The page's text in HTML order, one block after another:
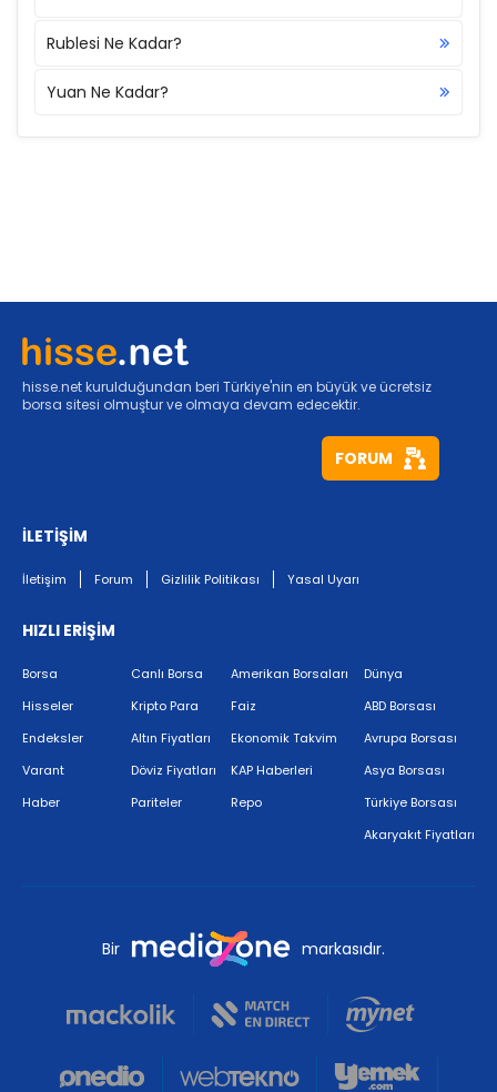
Rublesi Ne Kadar?
Yuan Ne Kadar?
hisse.net kurulduğundan beri Türkiye'nin en büyük ve ücretsiz
borsa sitesi olmuştur ve olmaya devam edecektir.
FORUM
İLETİŞİM
İletişim Forum Gizlilik Politikası Yasal Uyarı
HIZLI ERİŞİM
Borsa
Hisseler
Endeksler
Varant
Haber
Canlı Borsa
Kripto Para
Altın Fiyatları
Döviz Fiyatları
Pariteler
Amerikan Borsaları
Faiz
Ekonomik Takvim
KAP Haberleri
Repo
Dünya
ABD Borsası
Avrupa Borsası
Asya Borsası
Türkiye Borsası
Akaryakıt Fiyatları
Bir markasıdır.